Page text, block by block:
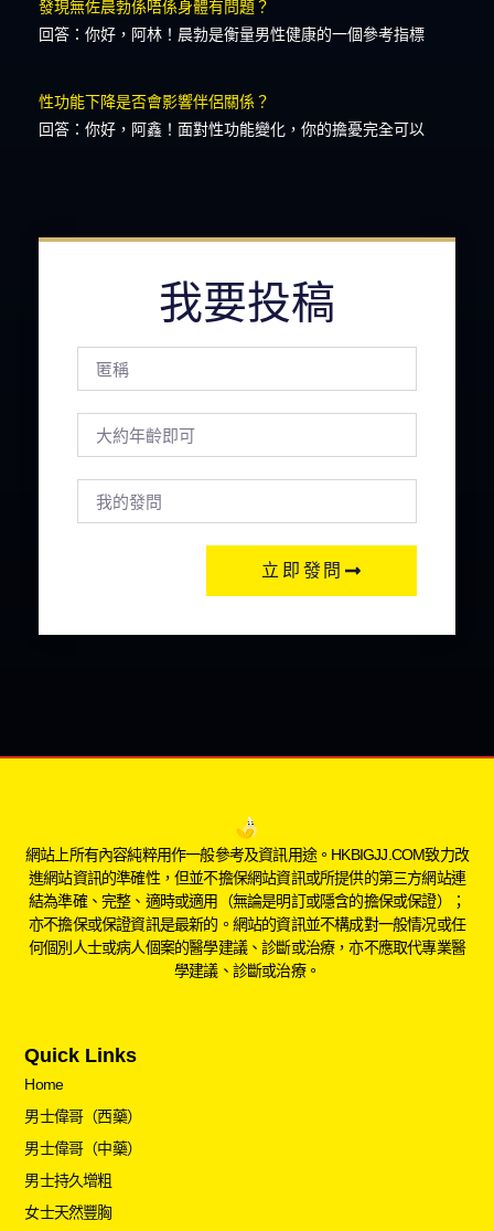
發現無佐晨勃係唔係身體有問題？
回答：你好，阿林！晨勃是衡量男性健康的一個參考指標
性功能下降是否會影響伴侶關係？
回答：你好，阿鑫！面對性功能變化，你的擔憂完全可以
我要投稿
立即發問
網站上所有內容純粹用作一般參考及資訊用途。HKBIGJJ.COM致力改
進網站資訊的準確性，但並不擔保網站資訊或所提供的第三方網站連
結為準確、完整、適時或適用（無論是明訂或隱含的擔保或保證）；
亦不擔保或保證資訊是最新的。網站的資訊並不構成對一般情况或任
何個別人士或病人個案的醫學建議、診斷或治療，亦不應取代專業醫
學建議、診斷或治療。
Quick Links
Home
男士偉哥（西藥）
男士偉哥（中藥）
男士持久增粗
女士天然豐胸